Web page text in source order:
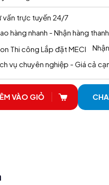
vấn trực tuyến 24/7
hàng nhanh - Nhận hàng
vụ chuyên nghiệp - Giá cả
VÀO GIỎ